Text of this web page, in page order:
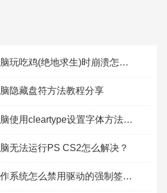
Win10电脑玩吃鸡(绝地求生)时崩溃怎么办？
隐藏盘符方法教程分享
Win10电脑使用cleartype设置字体方法教程
无法运行PS CS2怎么解决？
Win10操作系统怎么禁用驱动的强制签名？